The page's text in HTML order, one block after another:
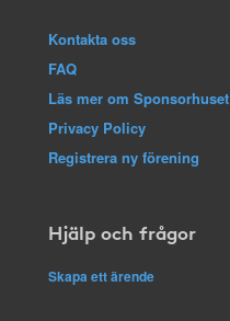
Kontakta oss
FAQ
Läs mer om Sponsorhuset
Privacy Policy
Registrera ny förening
Hjälp och frågor
Skapa ett ärende